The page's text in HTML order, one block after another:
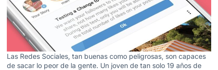
Las Redes Sociales, tan buenas como peligrosas, son capaces
de sacar lo peor de la gente. Un joven de tan solo 19 años de